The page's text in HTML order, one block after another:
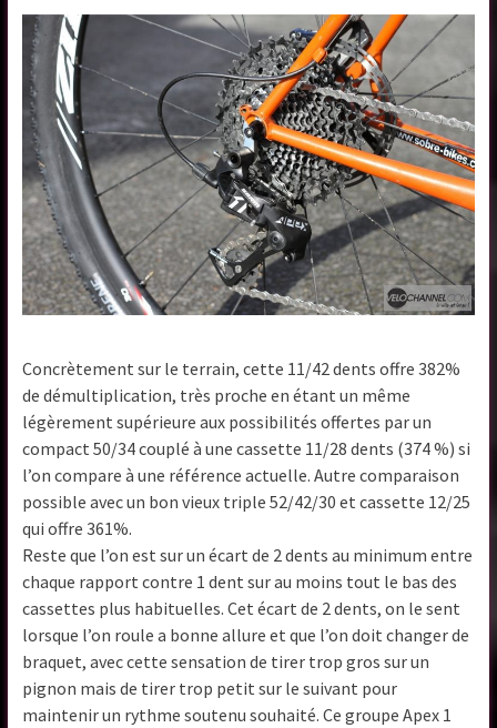
Concrètement sur le terrain, cette 11/42 dents offre 382%
de démultiplication, très proche en étant un même
légèrement supérieure aux possibilités offertes par un
compact 50/34 couplé à une cassette 11/28 dents (374 %) si
l’on compare à une référence actuelle. Autre comparaison
possible avec un bon vieux triple 52/42/30 et cassette 12/25
qui offre 361%.
Reste que l’on est sur un écart de 2 dents au minimum entre
chaque rapport contre 1 dent sur au moins tout le bas des
cassettes plus habituelles. Cet écart de 2 dents, on le sent
lorsque l’on roule a bonne allure et que l’on doit changer de
braquet, avec cette sensation de tirer trop gros sur un
pignon mais de tirer trop petit sur le suivant pour
maintenir un rythme soutenu souhaité. Ce groupe Apex 1